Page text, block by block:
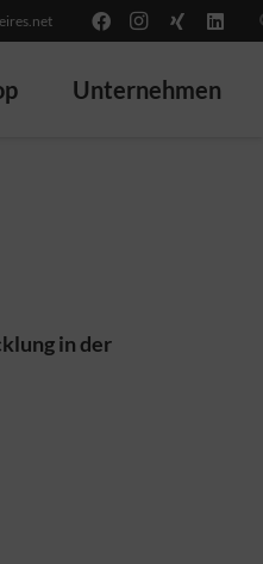
Unternehmen
in der